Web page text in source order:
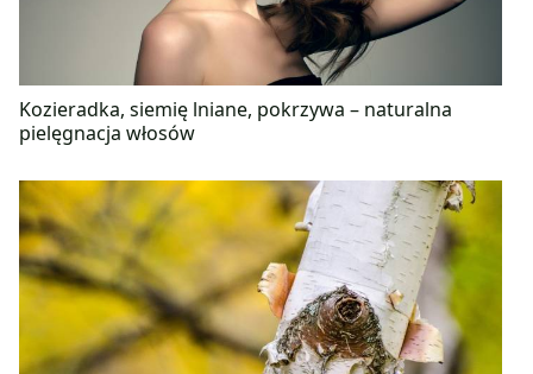
Kozieradka, siemię lniane, pokrzywa – naturalna
pielęgnacja włosów